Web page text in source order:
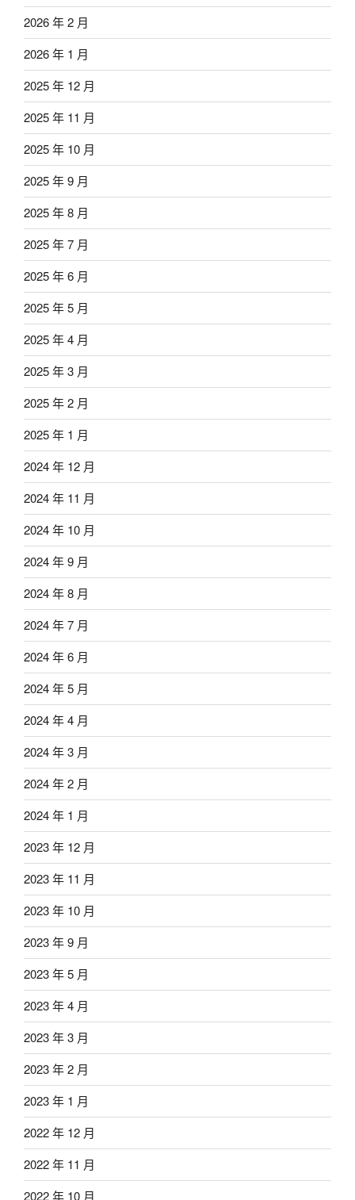
2026 年 2 月
2026 年 1 月
2025 年 12 月
2025 年 11 月
2025 年 10 月
2025 年 9 月
2025 年 8 月
2025 年 7 月
2025 年 6 月
2025 年 5 月
2025 年 4 月
2025 年 3 月
2025 年 2 月
2025 年 1 月
2024 年 12 月
2024 年 11 月
2024 年 10 月
2024 年 9 月
2024 年 8 月
2024 年 7 月
2024 年 6 月
2024 年 5 月
2024 年 4 月
2024 年 3 月
2024 年 2 月
2024 年 1 月
2023 年 12 月
2023 年 11 月
2023 年 10 月
2023 年 9 月
2023 年 5 月
2023 年 4 月
2023 年 3 月
2023 年 2 月
2023 年 1 月
2022 年 12 月
2022 年 11 月
2022 年 10 月